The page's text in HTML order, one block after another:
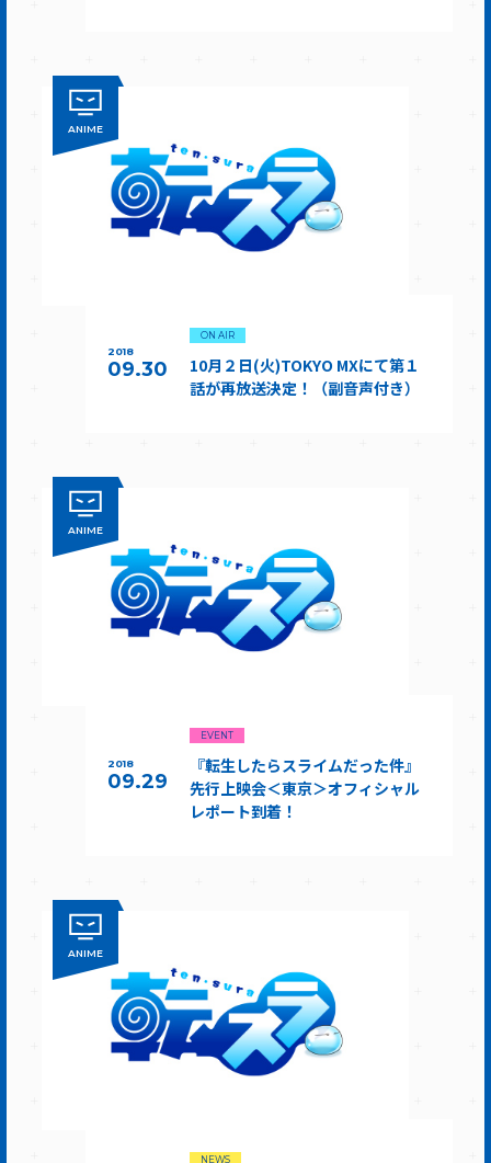
ANIME
2018
09.30
ON AIR
10月２日(火)TOKYO MXにて第１
話が再放送決定！（副音声付き）
ANIME
2018
09.29
EVENT
『転生したらスライムだった件』
先行上映会＜東京＞オフィシャル
レポート到着！
ANIME
NEWS